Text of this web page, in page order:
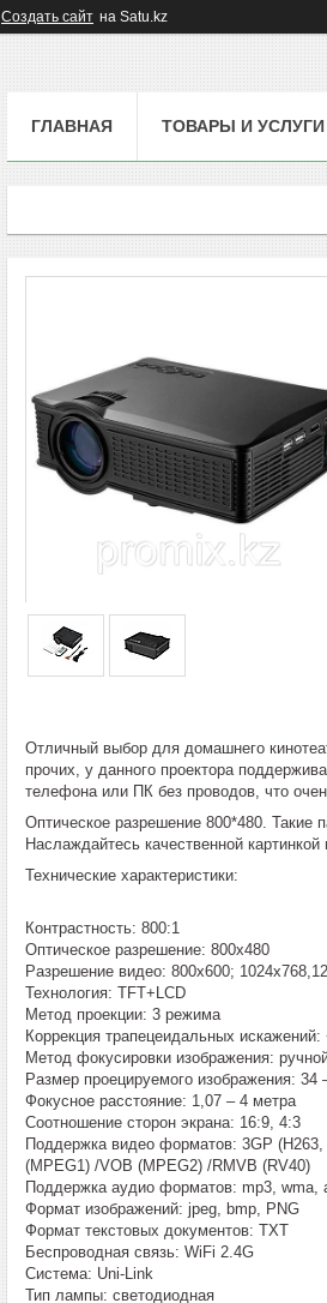
Создать сайт на Satu.kz
ГЛАВНАЯ ТОВАРЫ И УСЛУГИ
Отличный выбор для домашнего
прочих, у данного проектора
телефона или ПК без проводов, что
Оптическое разрешение 800*480. Такие
Наслаждайтесь качественной
Технические характеристики:
Контрастность: 800:1
Оптическое разрешение: 800х480
Разрешение видео: 800x600;
Технология: TFT+LCD
Метод проекции: 3 режима
Коррекция трапецеидальных искажений:
Метод фокусировки изображения:
Размер проецируемого изображения:
Фокусное расстояние: 1,07 – 4 метра
Соотношение сторон экрана: 16:9, 4:3
Поддержка видео форматов: 3GP
(MPEG1) /VOB (MPEG2) /RMVB (RV40)
Поддержка аудио форматов: mp3, wma,
Формат изображений: jpeg, bmp, PNG
Формат текстовых документов: TXT
Беспроводная связь: WiFi 2.4G
Система: Uni-Link
Тип лампы: светодиодная